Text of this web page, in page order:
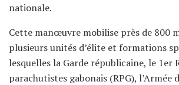
nationale.
Cette manœuvre mobilise près de 800
plusieurs unités d’élite et formations
lesquelles la Garde républicaine, le 1er
parachutistes gabonais (RPG), l’Armée